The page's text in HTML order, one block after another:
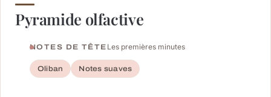
Pyramide olfactive
NOTES DE TÊTE Les premières minutes
Oliban Notes suaves